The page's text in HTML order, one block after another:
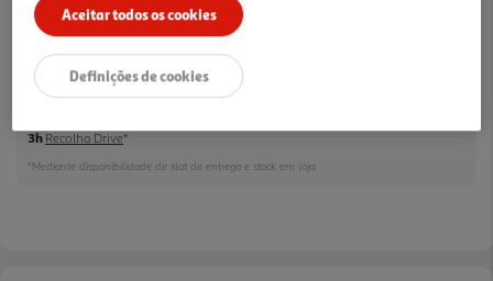
24,99 €
Receba em casa a 11/08/2026, se encomendar até às 12h.
3h Recolha Drive*
*Mediante disponibilidade de slot de entrega e stock em loja.
Aceitar todos os cookies
Definições de cookies